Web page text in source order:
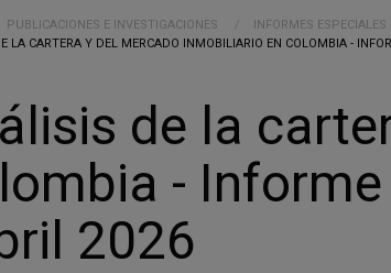
de navegación
PUBLICACIONES E INVESTIGACIONES
INFORMES
LA CARTERA Y DEL MERCADO INMOBILIARIO EN COLOMBIA -
de la
-
2026